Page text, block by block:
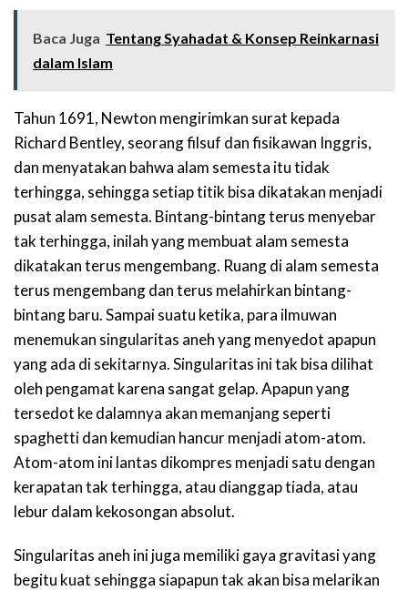
Baca Juga Tentang Syahadat & Konsep Reinkarnasi
dalam Islam
Tahun 1691, Newton mengirimkan surat kepada
Richard Bentley, seorang filsuf dan fisikawan Inggris,
dan menyatakan bahwa alam semesta itu tidak
terhingga, sehingga setiap titik bisa dikatakan menjadi
pusat alam semesta. Bintang-bintang terus menyebar
tak terhingga, inilah yang membuat alam semesta
dikatakan terus mengembang. Ruang di alam semesta
terus mengembang dan terus melahirkan bintang-
bintang baru. Sampai suatu ketika, para ilmuwan
menemukan singularitas aneh yang menyedot apapun
yang ada di sekitarnya. Singularitas ini tak bisa dilihat
oleh pengamat karena sangat gelap. Apapun yang
tersedot ke dalamnya akan memanjang seperti
spaghetti dan kemudian hancur menjadi atom-atom.
Atom-atom ini lantas dikompres menjadi satu dengan
kerapatan tak terhingga, atau dianggap tiada, atau
lebur dalam kekosongan absolut.
Singularitas aneh ini juga memiliki gaya gravitasi yang
begitu kuat sehingga siapapun tak akan bisa melarikan